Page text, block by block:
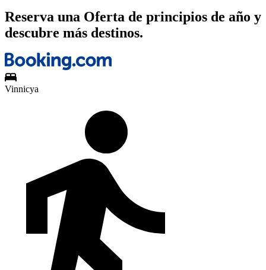
Reserva una Oferta de principios de año y
descubre más destinos.
Vinnicya